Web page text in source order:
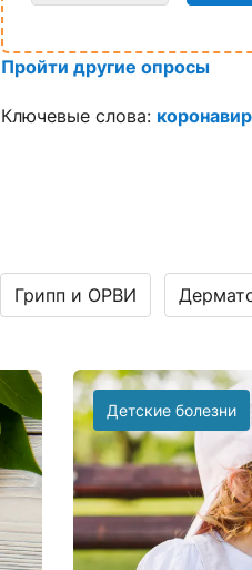
Пройти другие опросы
Ключевые слова:
Грипп и ОРВИ
Детские болезни